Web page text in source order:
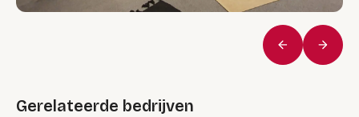
Vorige
Gerelateerde bedrijven